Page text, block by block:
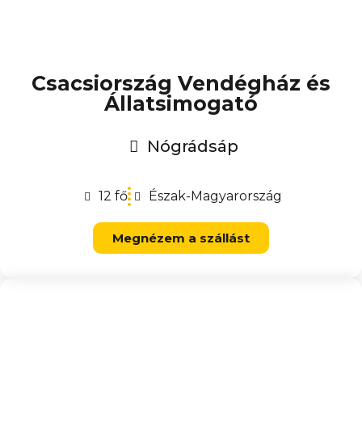
Csacsiország Vendégház és
Állatsimogató
Nógrádsáp
12 fő Észak-Magyarország
Megnézem a szállást